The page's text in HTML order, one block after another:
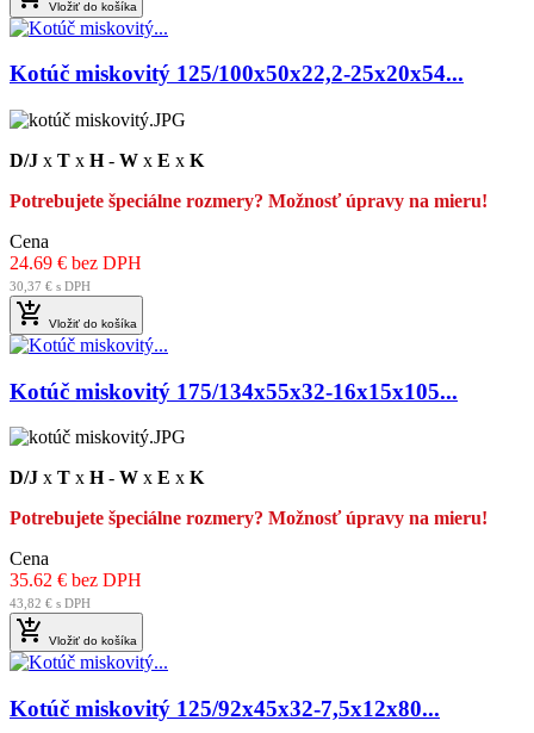
Vložiť do košíka
Kotúč miskovitý 125/100x50x22,2-25x20x54...
D/J x T x H- W x E x K
Potrebujete špeciálne rozmery? Možnosť úpravy na mieru!
Cena
24.69 € bez DPH
30,37 € s DPH
 Vložiť do košíka
Kotúč miskovitý 175/134x55x32-16x15x105...
D/J x T x H- W x E x K
Potrebujete špeciálne rozmery? Možnosť úpravy na mieru!
Cena
35.62 € bez DPH
43,82 € s DPH
 Vložiť do košíka
Kotúč miskovitý 125/92x45x32-7,5x12x80...